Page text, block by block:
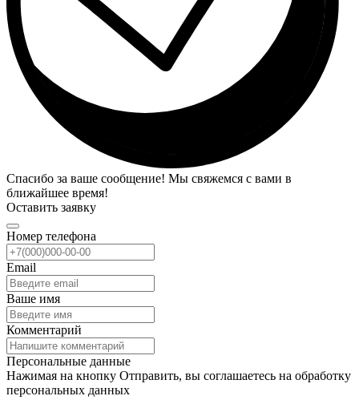
Спасибо за ваше сообщение! Мы свяжемся с вами в
ближайшее время!
Оставить заявку
Номер телефона
Email
Ваше имя
Комментарий
Персональные данные
Нажимая на кнопку Отправить, вы соглашаетесь на обработку
персональных данных